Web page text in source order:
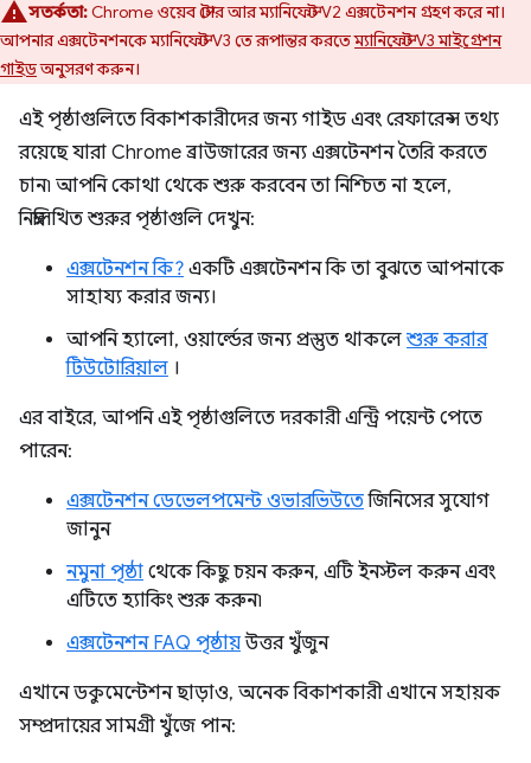
সতর্কতা:Chrome ওয়েব স্টোর আর ম্যানিফেস্ট V2 এক্সটেনশন গ্রহণ করে না।
আপনার এক্সটেনশনকে ম্যানিফেস্ট V3 তে রূপান্তর করতেম্যানিফেস্ট V3 মাইগ্রেশন
গাইডঅনুসরণ করুন।
এই পৃষ্ঠাগুলিতে বিকাশকারীদের জন্য গাইড এবং রেফারেন্স তথ্য
রয়েছে যারা Chrome ব্রাউজারের জন্য এক্সটেনশন তৈরি করতে
চান৷ আপনি কোথা থেকে শুরু করবেন তা নিশ্চিত না হলে,
নিম্নলিখিত শুরুর পৃষ্ঠাগুলি দেখুন:
এক্সটেনশন কি? একটি এক্সটেনশন কি তা বুঝতে আপনাকে
সাহায্য করার জন্য।
আপনি হ্যালো, ওয়ার্ল্ডের জন্য প্রস্তুত থাকলে শুরু করার
টিউটোরিয়াল ।
এর বাইরে, আপনি এই পৃষ্ঠাগুলিতে দরকারী এন্ট্রি পয়েন্ট পেতে
পারেন:
এক্সটেনশন ডেভেলপমেন্ট ওভারভিউতেজিনিসের সুযোগ
জানুন
নমুনা পৃষ্ঠা থেকে কিছু চয়ন করুন, এটি ইনস্টল করুন এবং
এটিতে হ্যাকিং শুরু করুন৷
এক্সটেনশন FAQ পৃষ্ঠায়উত্তর খুঁজুন
এখানে ডকুমেন্টেশন ছাড়াও, অনেক বিকাশকারী এখানে সহায়ক
সম্প্রদায়ের সামগ্রী খুঁজে পান: